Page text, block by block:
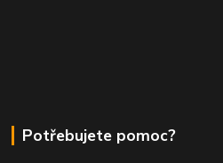
Potřebujete pomoc?